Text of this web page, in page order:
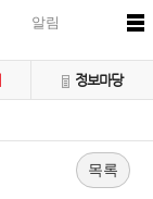
알림
정보마당
목록